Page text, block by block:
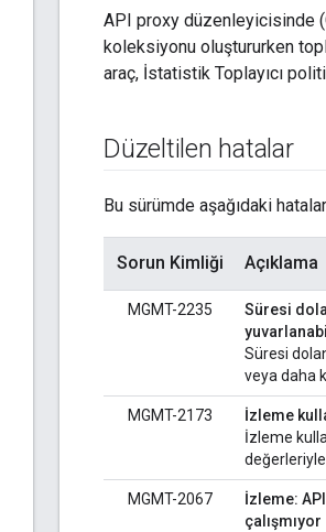
API proxy düzenleyicisinde
koleksiyonu oluştururken
araç, İstatistik Toplayıcı
Düzeltilen hatalar
Bu sürümde aşağıdaki
Sorun Kimliği Açıklama
MGMT-2235
Süresi
Süresi
veya daha
MGMT-2173
İzleme
İzleme
MGMT-2067
İzleme:
çalışmıyor